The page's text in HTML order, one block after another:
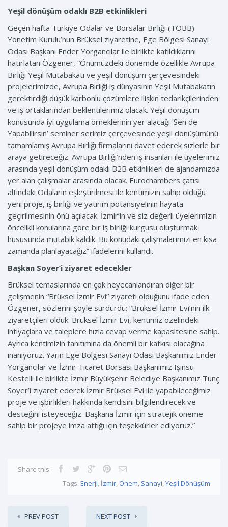
Yeşil dönüşüm odaklı B2B etkinlikleri
Geçen hafta Türkiye Odalar ve Borsalar Birliği (TOBB)
Yönetim Kurulu’nun Brüksel ziyaretine, Ege Bölgesi Sanayi
Odası Başkanı Ender Yorgancılar ile birlikte katıldıklarını
hatırlatan Özgener, “Önümüzdeki dönemde özellikle Avrupa
Birliği Yeşil Mutabakatı ve yeşil dönüşüm çerçevesindeki
projelerimizde, Avrupa Birliği iş dünyasının Yeşil Mutabakatın
gerektirdiği düşük karbonlu çözümlere ilişkin tedarikçilerinden
ve iş ortaklarından beklentilerimiz olacak. Yeşil dönüşüm
konusunda iyi uygulama örneklerinin yer alacağı ‘Sen de
Yapabilirsin’ seminer serimiz çerçevesinde yeşil dönüşümünü
tamamlamış Avrupa Birliği firmalarını davet ederek sizlerle bir
araya getireceğiz. Avrupa Birliği’nden iş insanları ile üyelerimiz
arasında yeşil dönüşüm odaklı B2B etkinlikleri de ajandamızda
yer alan çalışmalar arasında olacak. Eurochambers çatısı
altındaki Odaların eşleştirilmesi ile kentimizin sahip olduğu
yeni proje, iş birliği ve yatırım potansiyelinin hayata
geçirilmesinin önü açılacak. İzmir’in ve siz değerli üyelerimizin
öncelikli konularına göre bir iş birliği kurgusu oluşturmak
hususunda mutabık kaldık. Bu konudaki çalışmalarımızı en kısa
zamanda planlayacağız” ifadelerini kullandı.
Başkan Soyer’i ziyaret edecekler
Brüksel temaslarında en çok heyecanlandıran diğer bir
gelişmenin “Brüksel İzmir Evi” ziyareti olduğunu ifade eden
Özgener, sözlerini şöyle sürdürdü: “Brüksel İzmir Evi’nin ilk
ziyaretçileri olduk. Brüksel İzmir Evi, kentimiz özelindeki
ihtiyaçlara ve taleplere hızla cevap verme kapasitesine sahip.
Ayrıca kentimizin tanıtımına da önemli bir katkısı olacağına
inanıyoruz. Yarın Ege Bölgesi Sanayi Odası Başkanımız Ender
Yorgancılar ve İzmir Ticaret Borsası Başkanımız Işınsu
Kestelli ile birlikte İzmir Büyükşehir Belediye Başkanımız Tunç
Soyer’i ziyaret ederek İzmir Brüksel Evi ile yapabileceğimiz
proje ve işbirlikleri hakkında kendisini bilgilendirecek ve
desteğini isteyeceğiz. Başkana İzmir için stratejik öneme
sahip bir projeye imza attığı için teşekkürler ediyoruz.”
Share this:
Tags: Enerji, İzmir, Önem, Sanayi,Yeşil Dönüşüm
PREV POST NEXT POST